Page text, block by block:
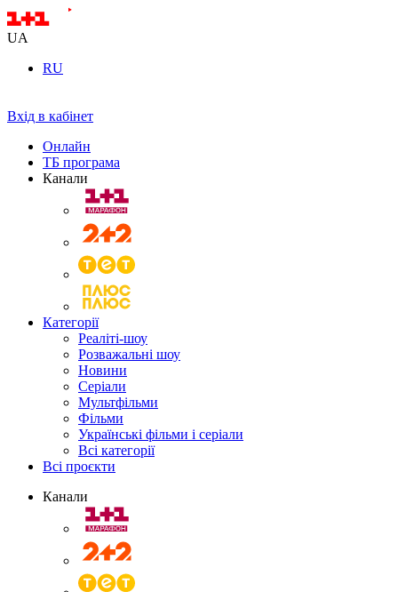
UA
RU
Вхід в кабінет
Онлайн
ТБ програма
Канали
Категорії
Реаліті-шоу
Розважальні шоу
Новини
Серіали
Мультфільми
Фільми
Українські фільми і серіали
Всі категорії
Всі проєкти
Канали